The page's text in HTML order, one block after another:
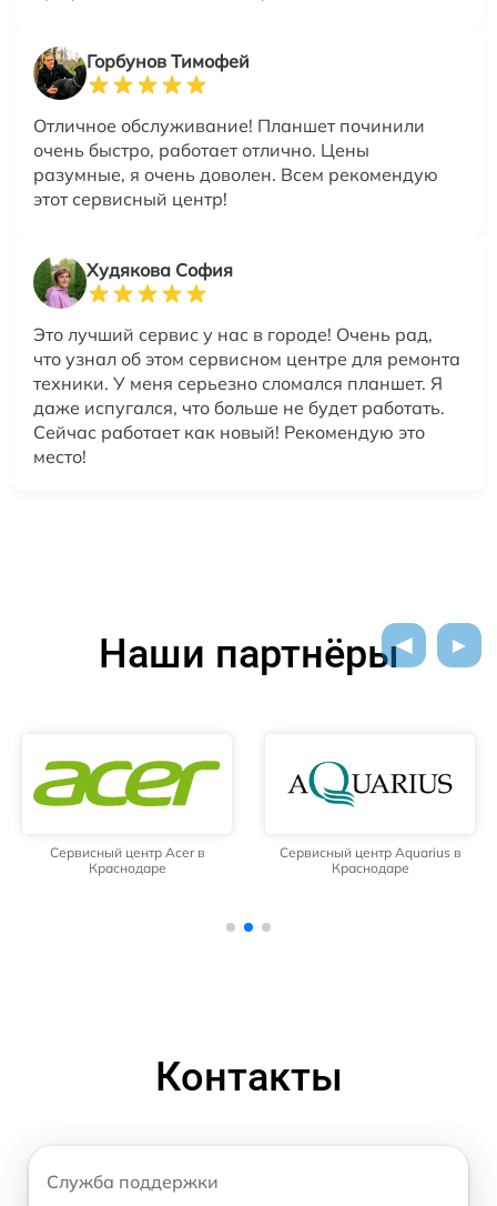
Горбунов Тимофей
Отличное обслуживание! Планшет починили
очень быстро, работает отлично. Цены
разумные, я очень доволен. Всем рекомендую
этот сервисный центр!
Худякова София
Это лучший сервис у нас в городе! Очень рад,
что узнал об этом сервисном центре для ремонта
техники. У меня серьезно сломался планшет. Я
даже испугался, что больше не будет работать.
Сейчас работает как новый! Рекомендую это
место!
Наши партнёры
Сервисный центр Acer в
Краснодаре
Сервисный центр Aquarius в
Краснодаре
Контакты
Служба поддержки